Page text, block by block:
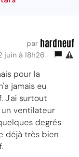
par hardneuf
juin à 18h26
pour la
jamais eu
J'ai surtout
ventilateur
degrés
déjà très bien